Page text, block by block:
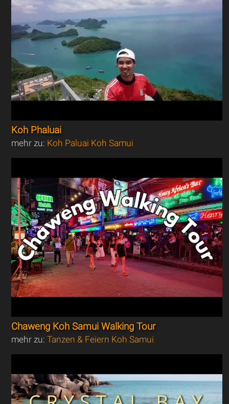
Koh Phaluai
mehr zu: Koh Paluai Koh Samui
Chaweng Koh Samui Walking Tour
mehr zu:Tanzen & Feiern Koh Samui